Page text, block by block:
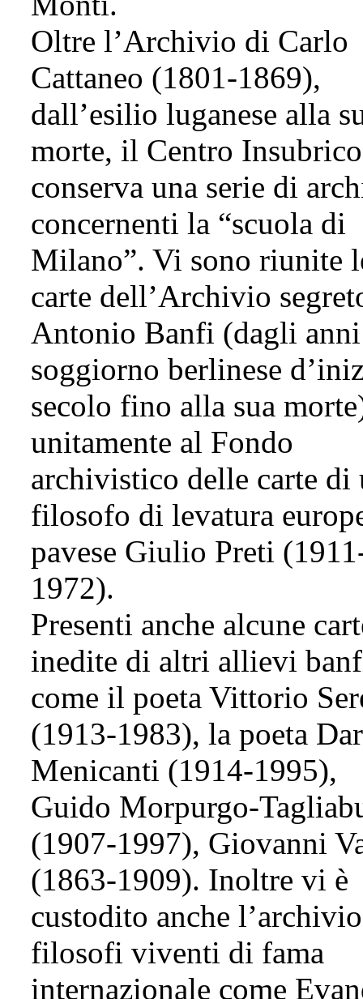
Oltre l’Archivio di Carlo
Cattaneo (1801-1869),
dall’esilio luganese alla
morte, il Centro Insubrico
conserva una serie di
concernenti la “scuola di
Milano”. Vi sono riunite
carte dell’Archivio
Antonio Banfi (dagli
soggiorno berlinese
secolo fino alla sua
unitamente al Fondo
archivistico delle carte di
filosofo di levatura
pavese Giulio Preti
1972).
Presenti anche alcune
inedite di altri allievi
come il poeta Vittorio
(1913-1983), la poeta
Menicanti (1914-1995),
Guido Morpurgo-
(1907-1997), Giovanni
(1863-1909). Inoltre vi è
custodito anche
filosofi viventi di fama
internazionale come